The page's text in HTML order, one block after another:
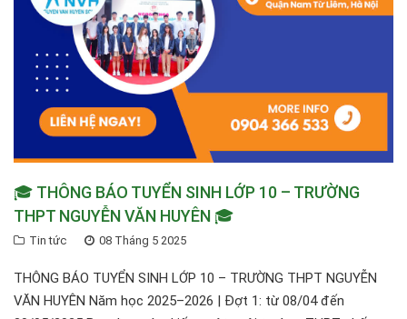
🎓 THÔNG BÁO TUYỂN SINH LỚP 10 – TRƯỜNG
THPT NGUYỄN VĂN HUYÊN 🎓
Tin tức 08 Tháng 5 2025
THÔNG BÁO TUYỂN SINH LỚP 10 – TRƯỜNG THPT NGUYỄN
VĂN HUYÊN Năm học 2025–2026 | Đợt 1: từ 08/04 đến